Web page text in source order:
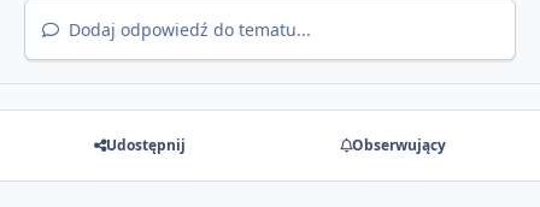
Dodaj odpowiedź do tematu...
Udostępnij Obserwujący